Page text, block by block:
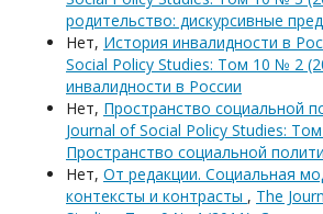
родительство: дискурсивные
Нет, История инвалидности в
Social Policy Studies: Том 10 № 2
инвалидности в России
Нет, Пространство социальной
Journal of Social Policy Studies:
Пространство социальной
Нет, От редакции. Социальная
контексты и контрасты , The